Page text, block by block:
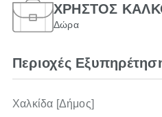
ΧΡΗΣΤΟΣ
Δώρα
Περιοχές
Χαλκίδα [Δήμος]